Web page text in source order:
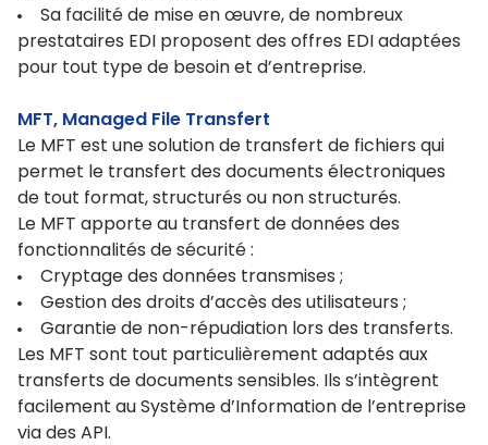
Sa facilité de mise en œuvre, de nombreux
prestataires EDI proposent des offres EDI adaptées
pour tout type de besoin et d’entreprise.
MFT, Managed File Transfert
Le MFT est une solution de transfert de fichiers qui
permet le transfert des documents électroniques
de tout format, structurés ou non structurés.
Le MFT apporte au transfert de données des
fonctionnalités de sécurité :
Cryptage des données transmises ;
Gestion des droits d’accès des utilisateurs ;
Garantie de non-répudiation lors des transferts.
Les MFT sont tout particulièrement adaptés aux
transferts de documents sensibles. Ils s’intègrent
facilement au Système d’Information de l’entreprise
via des API.